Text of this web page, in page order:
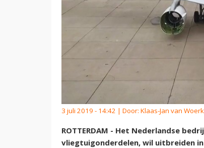
3 juli 2019 - 14:42 | Door: Klaas-Jan van
ROTTERDAM - Het Nederlandse
vliegtuigonderdelen, wil uitbreiden